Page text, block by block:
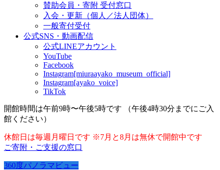
賛助会員・寄附 受付窓口
入会・更新（個人／法人団体）
一般寄付受付
公式SNS・動画配信
公式LINEアカウント
YouTube
Facebook
Instagram[miuraayako_museum_official]
Instagram[ayako_voice]
TikTok
開館時間は午前9時〜午後5時です （午後4時30分までにご入
館ください）
休館日は毎週月曜日です ※7月と8月は無休で開館中です
ご寄附・ご支援の窓口
360度パノラマビュー